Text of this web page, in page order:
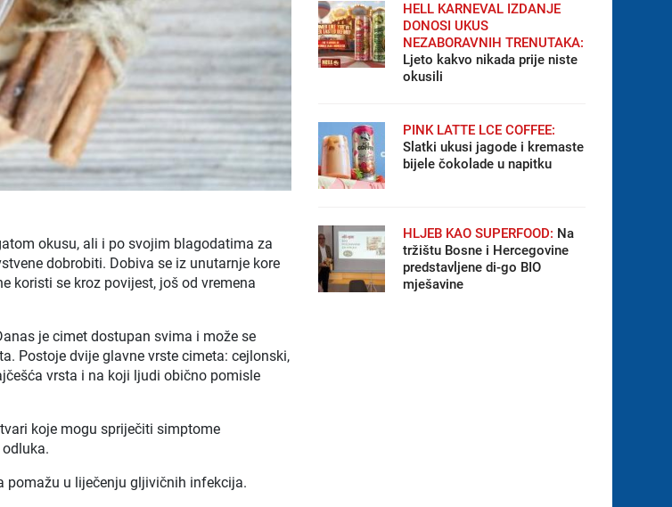
okusu, ali i po svojim blagodatima za
dobrobiti. Dobiva se iz unutarnje kore
koristi se kroz povijest, još od vremena
je cimet dostupan svima i može se
Postoje dvije glavne vrste cimeta: cejlonski,
vrsta i na koji ljudi obično pomisle
koje mogu spriječiti simptome
u liječenju gljivičnih infekcija.
HELL KARNEVAL IZDANJE
DONOSI UKUS
NEZABORAVNIH TRENUTAKA:
Ljeto kakvo nikada prije niste
okusili
PINK LATTE LCE COFFEE:
Slatki ukusi jagode i kremaste
bijele čokolade u napitku
HLJEB KAO SUPERFOOD: Na
tržištu Bosne i Hercegovine
predstavljene di-go BIO
mješavine